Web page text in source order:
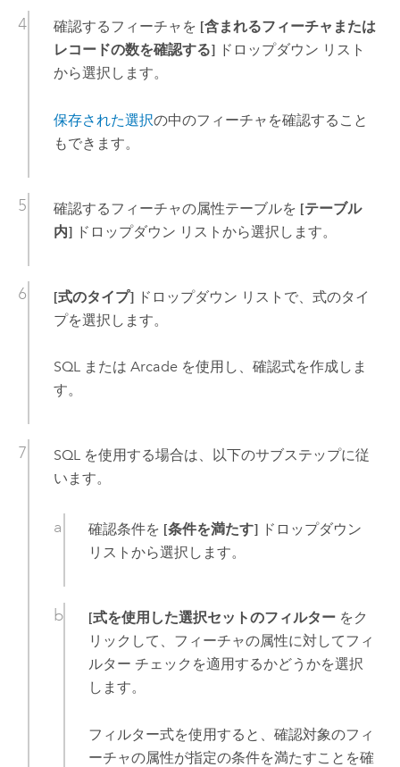
確認するフィーチャを [含まれるフィーチャまたは
レコードの数を確認する]ドロップダウン リスト
から選択します。
保存された選択の中のフィーチャを確認すること
もできます。
確認するフィーチャの属性テーブルを [テーブル
内]ドロップダウン リストから選択します。
[式のタイプ]ドロップダウン リストで、式のタイ
プを選択します。
SQL または Arcadeを使用し、確認式を作成しま
す。
SQL を使用する場合は、以下のサブステップに従
います。
確認条件を [条件を満たす] ドロップダウン
リストから選択します。
[式を使用した選択セットのフィルター をク
リックして、フィーチャの属性に対してフィ
ルター チェックを適用するかどうかを選択
します。
フィルター式を使用すると、確認対象のフィ
ーチャの属性が指定の条件を満たすことを確